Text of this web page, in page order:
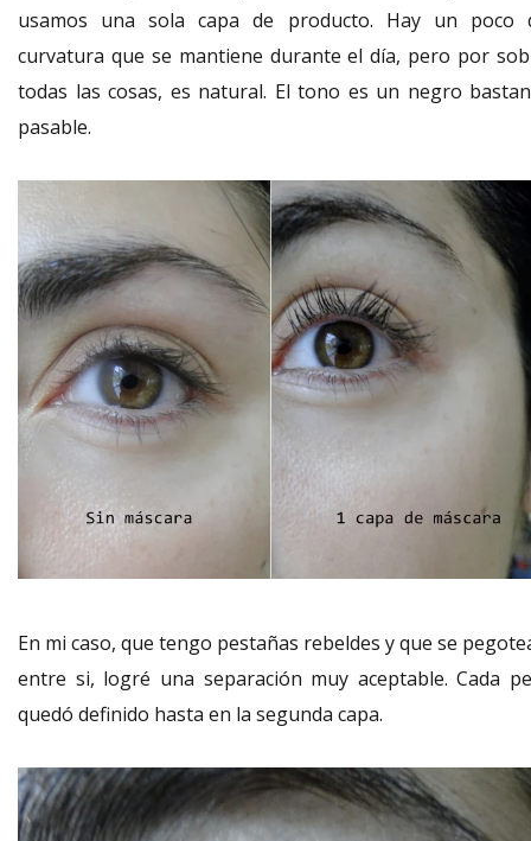
usamos una sola capa de producto. Hay un poco
curvatura que se mantiene durante el día, pero por
todas las cosas, es natural. El tono es un negro
pasable.
En mi caso, que tengo pestañas rebeldes y que se
entre si, logré una separación muy aceptable. Cada
quedó definido hasta en la segunda capa.